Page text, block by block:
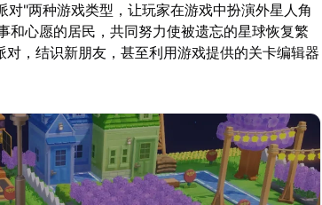
"两种游戏类型，让玩家在游戏中扮演外星人角
和心愿的居民，共同努力使被遗忘的星球恢复繁
，结识新朋友，甚至利用游戏提供的关卡编辑器